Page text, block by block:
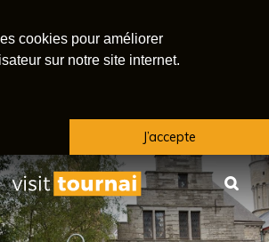
cookies pour améliorer
sur notre site internet.
J’accepte